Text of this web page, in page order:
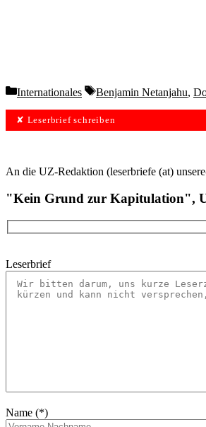
Categories
Internationales Tags
Benjamin Netanjahu,
✘ Leserbrief schreiben
An die UZ-Redaktion (leserbriefe (at)
"Kein Grund zur Kapitulation",
Leserbrief
Name (*)